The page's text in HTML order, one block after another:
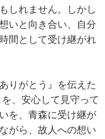
しれません。しかし
いと向き合い、自分
間として受け継がれ
りがとう』を伝えた
、安心して見守って
を、青森に受け継が
がら、故人への想い